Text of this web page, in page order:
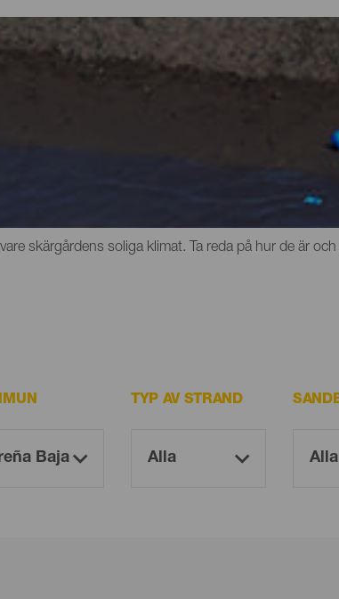
Det finns urbana stränder med all service, stora
skärgårdens soliga klimat. Ta reda på hur de är
TYP AV STRAND